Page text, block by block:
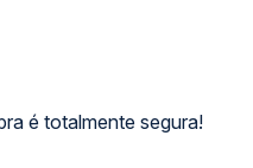
é totalmente segura!